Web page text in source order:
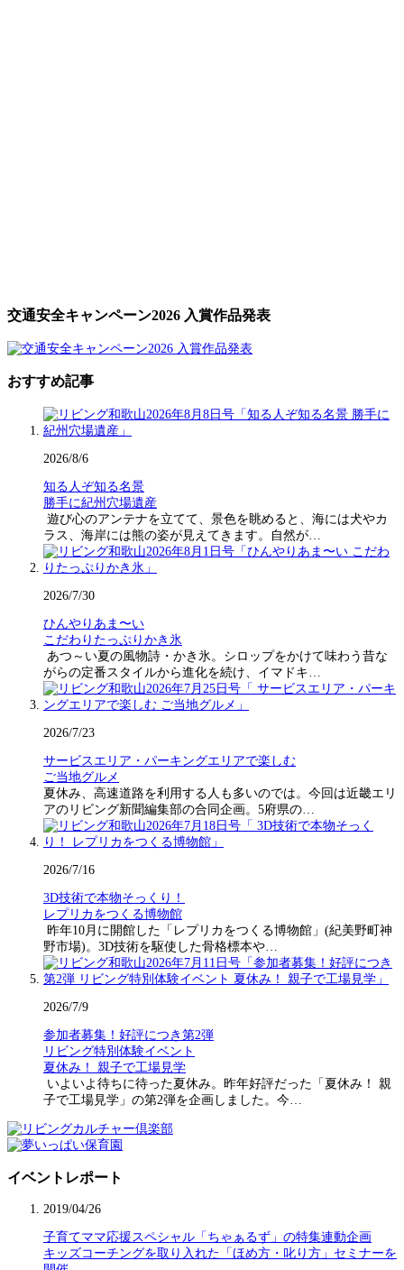
交通安全キャンペーン2026 入賞作品発表
おすすめ記事
2026/8/6
知る人ぞ知る名景
勝手に紀州穴場遺産
遊び心のアンテナを立てて、景色を眺めると、海には犬やカ
ラス、海岸には熊の姿が見えてきます。自然が…
2026/7/30
ひんやりあま〜い
こだわりたっぷりかき氷
あつ～い夏の風物詩・かき氷。シロップをかけて味わう昔な
がらの定番スタイルから進化を続け、イマドキ…
2026/7/23
サービスエリア・パーキングエリアで楽しむ
ご当地グルメ
夏休み、高速道路を利用する人も多いのでは。今回は近畿エリ
アのリビング新聞編集部の合同企画。5府県の…
2026/7/16
3D技術で本物そっくり！
レプリカをつくる博物館
昨年10月に開館した「レプリカをつくる博物館」(紀美野町神
野市場)。3D技術を駆使した骨格標本や…
2026/7/9
参加者募集！好評につき第2弾
リビング特別体験イベント
夏休み！ 親子で工場見学
いよいよ待ちに待った夏休み。昨年好評だった「夏休み！ 親
子で工場見学」の第2弾を企画しました。今…
イベントレポート
2019/04/26
子育てママ応援スペシャル「ちゃぁるず」の特集連動企画
キッズコーチングを取り入れた「ほめ方・叱り方」セミナーを